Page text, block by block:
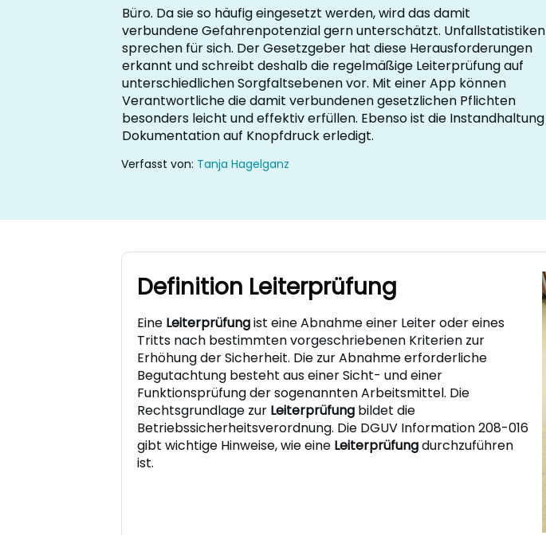
Büro. Da sie so häufig eingesetzt werden, wird das damit
verbundene Gefahrenpotenzial gern unterschätzt. Unfallstatistiken
sprechen für sich. Der Gesetzgeber hat diese Herausforderungen
erkannt und schreibt deshalb die regelmäßige Leiterprüfung auf
unterschiedlichen Sorgfaltsebenen vor. Mit einer App können
Verantwortliche die damit verbundenen gesetzlichen Pflichten
besonders leicht und effektiv erfüllen. Ebenso ist die Instandhaltung
Dokumentation auf Knopfdruck erledigt.
Verfasst von: Tanja Hagelganz
Definition Leiterprüfung
Eine Leiterprüfungist eine Abnahme einer Leiter oder eines
Tritts nach bestimmten vorgeschriebenen Kriterien zur
Erhöhung der Sicherheit. Die zur Abnahme erforderliche
Begutachtung besteht aus einer Sicht- und einer
Funktionsprüfung der sogenannten Arbeitsmittel. Die
Rechtsgrundlage zur Leiterprüfung bildet die
Betriebssicherheitsverordnung. Die DGUV Information 208-016
gibt wichtige Hinweise, wie eine Leiterprüfungdurchzuführen
ist.